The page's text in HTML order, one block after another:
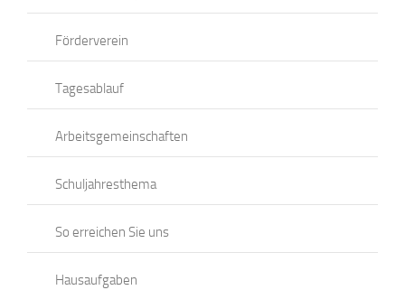
Förderverein
Tagesablauf
Arbeitsgemeinschaften
Schuljahresthema
So erreichen Sie uns
Hausaufgaben